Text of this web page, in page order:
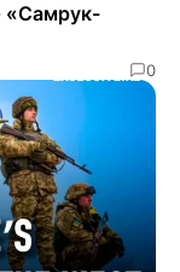
«Самрук-
0